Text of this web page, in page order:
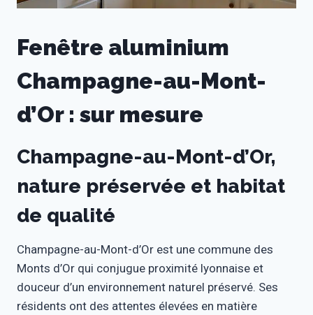
Fenêtre aluminium
Champagne-au-Mont-
d’Or : sur mesure
Champagne-au-Mont-d’Or,
nature préservée et habitat
de qualité
Champagne-au-Mont-d’Or est une commune des
Monts d’Or qui conjugue proximité lyonnaise et
douceur d’un environnement naturel préservé. Ses
résidents ont des attentes élevées en matière